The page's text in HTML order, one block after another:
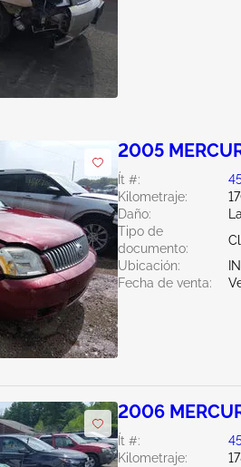
2005
Ít #:
Kilometraje:
Daño:
Tipo de
documento:
Ubicación:
Fecha de venta:
2006
Ít #:
Kilometraje: